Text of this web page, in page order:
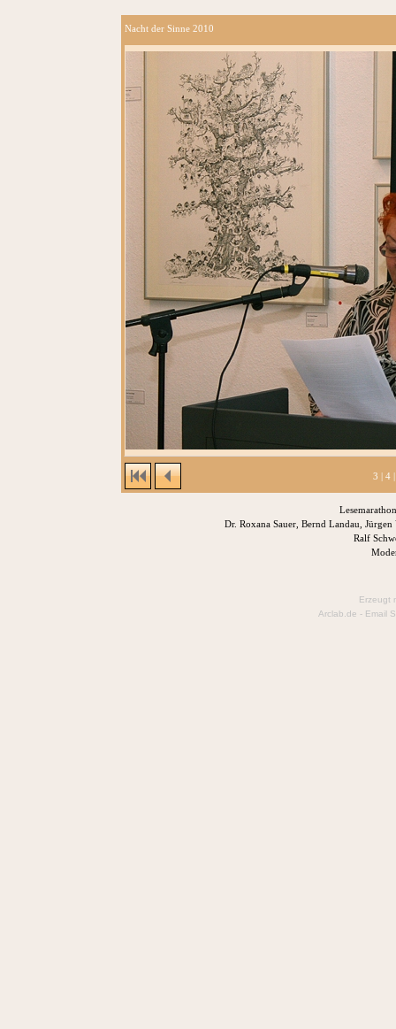
Nacht der Sinne 2010
3 | 4
Dr. Roxana Sauer, Bernd Landau,
Ralf
Erzeugt
Arclab.de - Email